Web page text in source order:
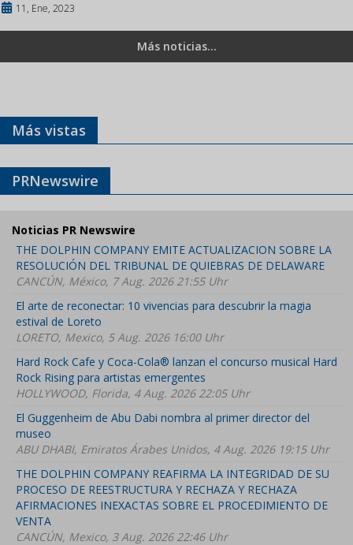
11, Ene, 2023
Más noticias...
Más vistas
PRNewswire
Noticias PR Newswire
THE DOLPHIN COMPANY EMITE ACTUALIZACION SOBRE LA
RESOLUCIÓN DEL TRIBUNAL DE QUIEBRAS DE DELAWARE
CANCÚN, México, 7 Aug. 2026 21:55 Uhr
El arte de reconectar: 10 vivencias para descubrir la magia
estival de Loreto
LORETO, Mexico, 5 Aug. 2026 16:00 Uhr
Hard Rock Cafe y Coca-Cola® lanzan el concurso musical Hard
Rock Rising para artistas emergentes
HOLLYWOOD, Florida, 4 Aug. 2026 22:05 Uhr
El Guggenheim de Abu Dabi nombra al primer director del
museo
ABU DHABI, Emiratos Árabes Unidos, 4 Aug. 2026 19:15 Uhr
THE DOLPHIN COMPANY REAFIRMA LA INTEGRIDAD DE SU
PROCESO DE REESTRUCTURA Y RECHAZA Y RECHAZA
AFIRMACIONES INEXACTAS SOBRE EL PROCEDIMIENTO DE
VENTA
CANCÚN, Mexico, 3 Aug. 2026 22:46 Uhr